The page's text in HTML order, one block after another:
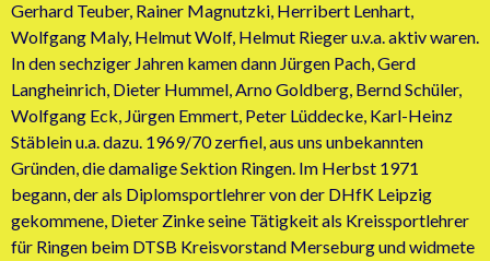
Gerhard Teuber, Rainer Magnutzki, Herribert Lenhart,
Wolfgang Maly, Helmut Wolf, Helmut Rieger u.v.a. aktiv waren.
In den sechziger Jahren kamen dann Jürgen Pach, Gerd
Langheinrich, Dieter Hummel, Arno Goldberg, Bernd Schüler,
Wolfgang Eck, Jürgen Emmert, Peter Lüddecke, Karl-Heinz
Stäblein u.a. dazu. 1969/70 zerfiel, aus uns unbekannten
Gründen, die damalige Sektion Ringen. Im Herbst 1971
begann, der als Diplomsportlehrer von der DHfK Leipzig
gekommene, Dieter Zinke seine Tätigkeit als Kreissportlehrer
für Ringen beim DTSB Kreisvorstand Merseburg und widmete